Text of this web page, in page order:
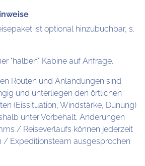
ist optional hinzubuchbar, s.
"halben" Kabine auf Anfrage.
Routen und Anlandungen sind
und unterliegen den örtlichen
(Eissituation, Windstärke, Dünung)
unter Vorbehalt. Änderungen
/ Reiseverlaufs können jederzeit
/ Expeditionsteam ausgesprochen